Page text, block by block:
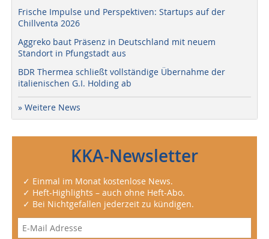
Frische Impulse und Perspektiven: Startups auf der
Chillventa 2026
Aggreko baut Präsenz in Deutschland mit neuem
Standort in Pfungstadt aus
BDR Thermea schließt vollständige Übernahme der
italienischen G.I. Holding ab
» Weitere News
KKA-Newsletter
✓ Einmal im Monat kostenlose News.
✓ Heft-Highlights – auch ohne Heft-Abo.
✓ Bei Nichtgefallen jederzeit zu kündigen.